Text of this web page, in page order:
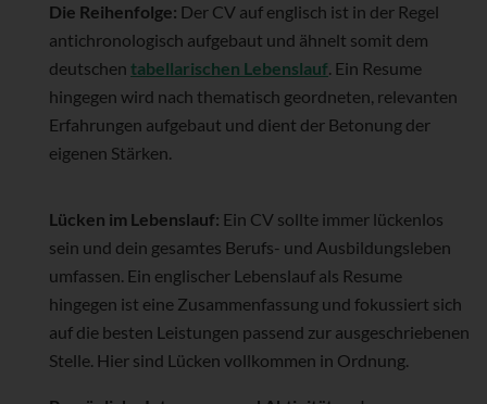
Die Reihenfolge: Der CV auf englisch ist in der Regel
antichronologisch aufgebaut und ähnelt somit dem
deutschen tabellarischen Lebenslauf. Ein Resume
hingegen wird nach thematisch geordneten, relevanten
Erfahrungen aufgebaut und dient der Betonung der
eigenen Stärken.
Lücken im Lebenslauf: Ein CV sollte immer lückenlos
sein und dein gesamtes Berufs- und Ausbildungsleben
umfassen. Ein englischer Lebenslauf als Resume
hingegen ist eine Zusammenfassung und fokussiert sich
auf die besten Leistungen passend zur ausgeschriebenen
Stelle. Hier sind Lücken vollkommen in Ordnung.